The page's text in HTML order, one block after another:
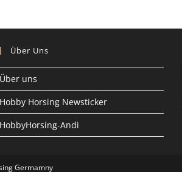
Über Uns
Über uns
Hobby Horsing Newsticker
HobbyHorsing-Andi
Germamny